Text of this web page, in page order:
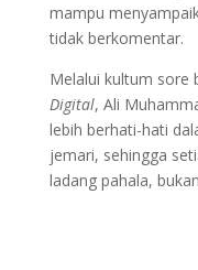
mampu
tidak berkomentar.
Melalui kultum sore
Digital, Ali
lebih berhati-hati
jemari, sehingga
ladang pahala,